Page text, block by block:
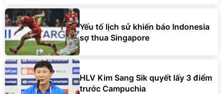
Yếu tố lịch sử khiến báo Indonesia
sợ thua Singapore
HLV Kim Sang Sik quyết lấy 3 điểm
trước Campuchia